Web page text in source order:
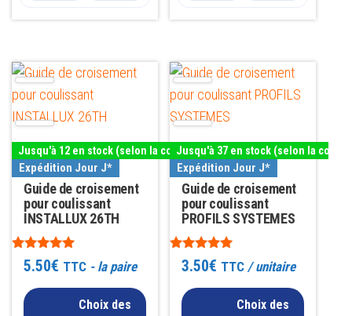
Jusqu'à 12 en stock (selon la couleur)
Expédition Jour J*
Guide de croisement
pour coulissant
INSTALLUX 26TH
Note
5.00
5.50€ TTC - la paire
Choix des
Ce
produit
a
plusieurs
variations.
Les
options
peuvent
être
choisies
sur
Jusqu'à 37 en stock (selon la
Expédition Jour J*
Guide de croisement
pour coulissant
PROFILS SYSTEMES
Note
5.00
3.50€ TTC/ unitaire
Choix des
Ce
produit
a
plusieurs
variations.
Les
options
peuvent
être
choisies
sur